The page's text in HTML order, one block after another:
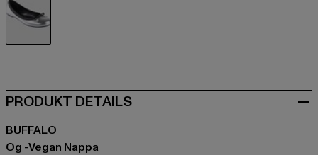
PRODUKT DETAILS
BUFFALO
Og -Vegan Nappa